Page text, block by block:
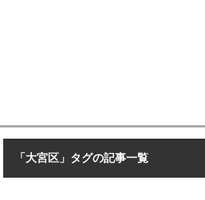
「大宮区」タグの記事一覧